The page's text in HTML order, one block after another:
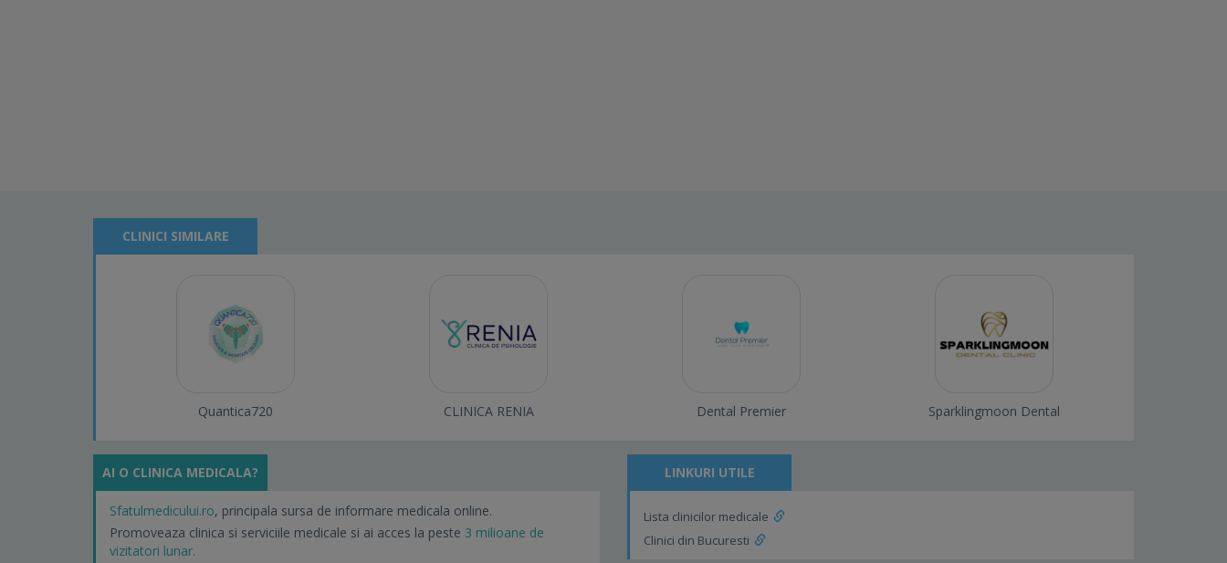
CLINICI SIMILARE
Quantica720 CLINICA RENIA Dental Premier Sparklingmoon Dental
AI O CLINICA MEDICALA?
Sfatulmedicului.ro, principala sursa de informare medicala online.
Promoveaza clinica si serviciile medicale si ai acces la peste 3 milioane de
vizitatori lunar.
LINKURI UTILE
Lista clinicilor medicale
Clinici din Bucuresti